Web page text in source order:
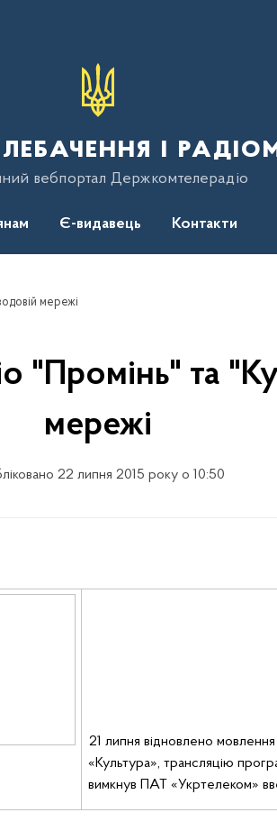
і
вебпортал Держкомтелерадіо
Є-видавець Контакти
мережі
"Промінь" та
мережі
22 липня 2015 року о 10:50
21 липня відновлено
«Культура», трансляцію
вимкнув ПАТ «Укртелеком»